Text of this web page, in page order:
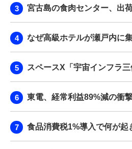
宮古島の食肉センター、出
なぜ高級ホテルが瀬戸内に
スペースX「宇宙インフラ
東電、経常利益89%減の衝
食品消費税1%導入で何が起